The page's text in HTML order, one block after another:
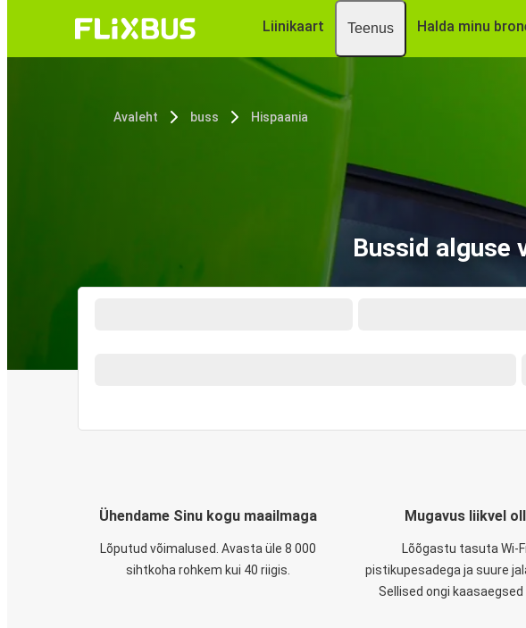
Liinikaart Teenus Halda minu
Avaleht buss Hispaania
Bussid alguse
Ühendame Sinu kogu maailmaga
Lõputud võimalused. Avasta üle 8 000
sihtkoha rohkem kui 40 riigis.
Mugavus liikvel
Lõõgastu tasuta Wi-
pistikupesadega ja suure
Sellised ongi kaasaegsed